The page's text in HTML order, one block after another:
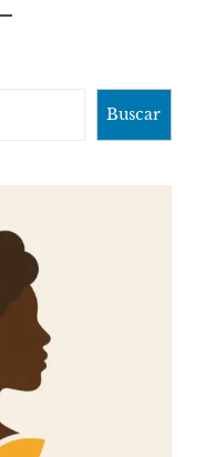
Buscar